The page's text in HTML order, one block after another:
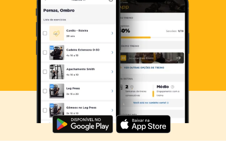
Baixe agora o Smart Fit App